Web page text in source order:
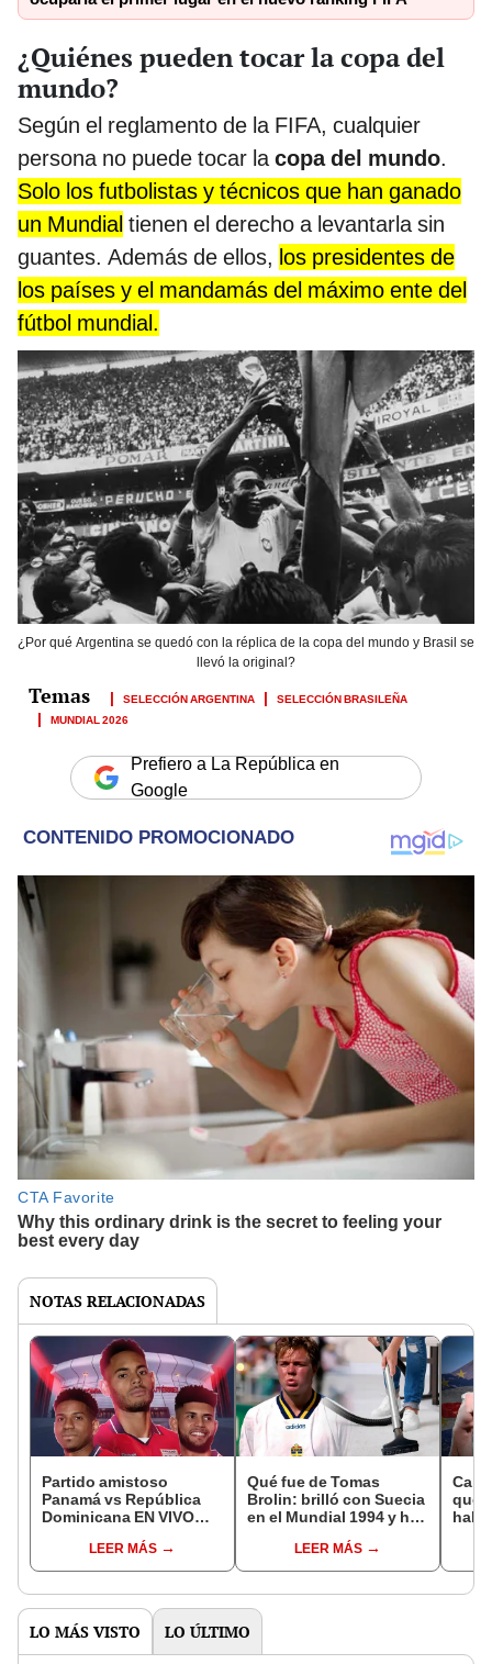
¿Quiénes pueden tocar la copa del
mundo?
Según el reglamento de la FIFA, cualquier
persona no puede tocar la copa del mundo.
Solo los futbolistas y técnicos que han ganado
un Mundial tienen el derecho a levantarla sin
guantes. Además de ellos, los presidentes de
los países y el mandamás del máximo ente del
fútbol mundial.
¿Por qué Argentina se quedó con la réplica de la copa del mundo y Brasil se
llevó la original?
SELECCIÓN ARGENTINA
SELECCIÓN BRASILEÑA
MUNDIAL 2026
Prefiero a La República en
Google
NOTAS RELACIONADAS
Partido amistoso
Panamá vs República
Dominicana EN VIVO
LEER MÁS
Qué fue de Tomas
Brolin: brilló con Suecia
en el Mundial 1994 y hoy
aspiradoras
LEER MÁS
LO MÁS VISTO LO ÚLTIMO